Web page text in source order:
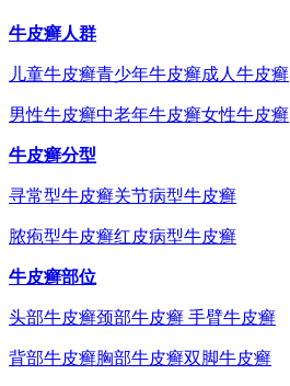
牛皮癣人群
儿童牛皮癣青少年牛皮癣成人牛皮癣
男性牛皮癣中老年牛皮癣女性牛皮癣
牛皮癣分型
寻常型牛皮癣关节病型牛皮癣
脓疱型牛皮癣红皮病型牛皮癣
牛皮癣部位
头部牛皮癣颈部牛皮癣 手臂牛皮癣
背部牛皮癣胸部牛皮癣双脚牛皮癣